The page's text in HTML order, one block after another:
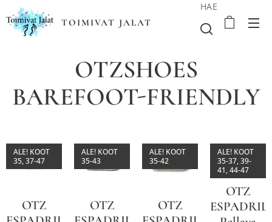
TOIMIVAT JALAT
HAE
OTZSHOES
BAREFOOT-FRIENDLY
OTZ
ALE! KOOT
35, 37-47
OTZ
ALE! KOOT
35-43
OTZ
ALE! KOOT
35-42
OTZ
ALE! KOOT
35-37, 39-
41, 44-47